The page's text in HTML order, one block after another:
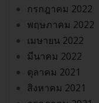
กรกฎาคม 2022
พฤษภาคม 2022
เมษายน 2022
มีนาคม 2022
ตุลาคม 2021
สิงหาคม 2021